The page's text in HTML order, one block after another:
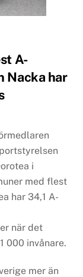
A-
Nacka har
i
med flest
har 34,1 A-
när det
000 invånare.
mer än